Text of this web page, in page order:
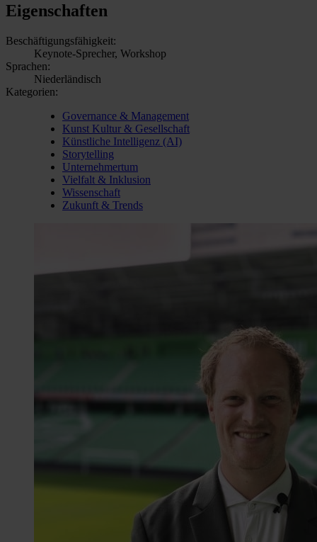
Eigenschaften
Beschäftigungsfähigkeit:
Keynote-Sprecher, Workshop
Sprachen:
Niederländisch
Kategorien:
Governance & Management
Kunst Kultur & Gesellschaft
Künstliche Intelligenz (AI)
Storytelling
Unternehmertum
Vielfalt & Inklusion
Wissenschaft
Zukunft & Trends